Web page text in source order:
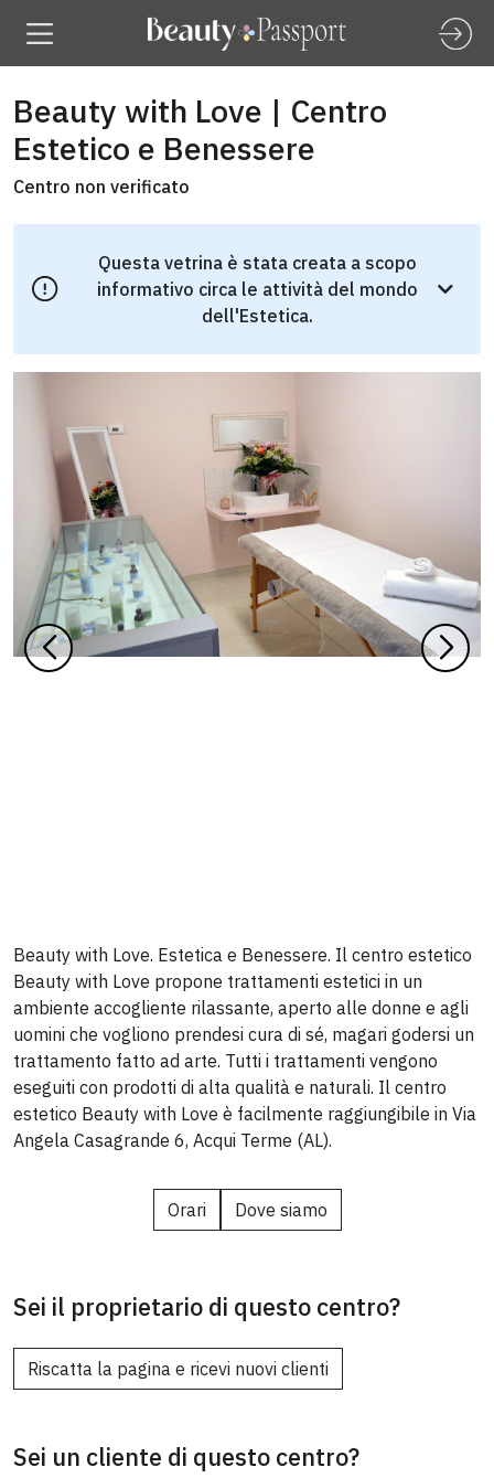
Beauty with Love | Centro
Estetico e Benessere
Centro non verificato
Questa vetrina è stata creata a scopo
informativo circa le attività del mondo
dell'Estetica.
Beauty with Love. Estetica e Benessere. Il centro estetico
Beauty with Love propone trattamenti estetici in un
ambiente accogliente rilassante, aperto alle donne e agli
uomini che vogliono prendesi cura di sé, magari godersi un
trattamento fatto ad arte. Tutti i trattamenti vengono
eseguiti con prodotti di alta qualità e naturali. Il centro
estetico Beauty with Love è facilmente raggiungibile in Via
Angela Casagrande 6, Acqui Terme (AL).
Orari Dove siamo
Sei il proprietario di questo centro?
Riscatta la pagina e ricevi nuovi clienti
Sei un cliente di questo centro?